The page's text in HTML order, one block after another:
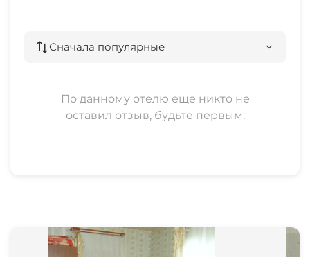
Сначала популярные
По данному отелю еще никто не
оставил отзыв, будьте первым.